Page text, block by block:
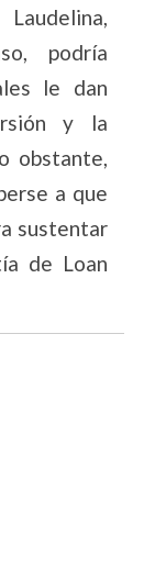
podría
le dan
y la
obstante,
a que
sustentar
de Loan